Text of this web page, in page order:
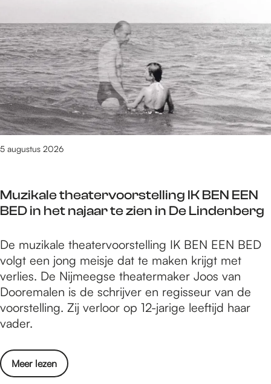
a
d
e
v
i
e
r
t
e
r
s
t
v
e
r
j
a
a
d
a
p
C
u
l
t
u
r
e
A
a
d
v
i
r
t
r
s
Muzikale theatervoorstelling IK BEN EEN
BED in het najaar te zien in De Lindenberg
5 augustus 2026
M
u
z
i
k
a
e
t
De muzikale theatervoorstelling IK BEN EEN BED
volgt een jong meisje dat te maken krijgt met
verlies. De Nijmeegse theatermaker Joos van
Dooremalen is de schrijver en regisseur van de
voorstelling. Zij verloor op 12-jarige leeftijd haar
vader.
Meer lezen
o
v